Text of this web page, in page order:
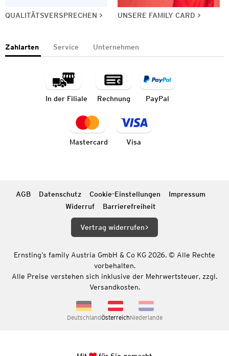
QUALITÄTSVERSPRECHEN UNSERE FAMILY CARD
Zahlarten Service Unternehmen
In der Filiale Rechnung PayPal
Mastercard Visa
AGB Datenschutz Cookie-Einstellungen
Impressum
Widerruf
Barrierefreiheit
Vertrag widerrufen
Ernsting’s family Austria GmbH & Co KG 2026. © Alle Rechte
vorbehalten.
Alle Preise verstehen sich inklusive der Mehrwertsteuer, zzgl.
Versandkosten.
DeutschlandÖsterreichNiederlande